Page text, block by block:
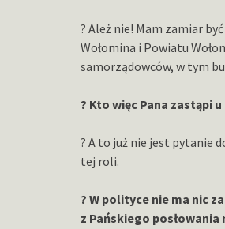
? Ależ nie! Mam zamiar
Wołomina i Powiatu
samorządowców, w tym
? Kto więc Pana zastąpi
? A to już nie jest pytanie
tej roli.
? W polityce nie ma nic
z Pańskiego